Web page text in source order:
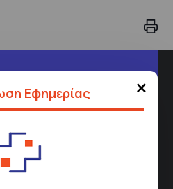
×
Εφημερίας
1,
26,